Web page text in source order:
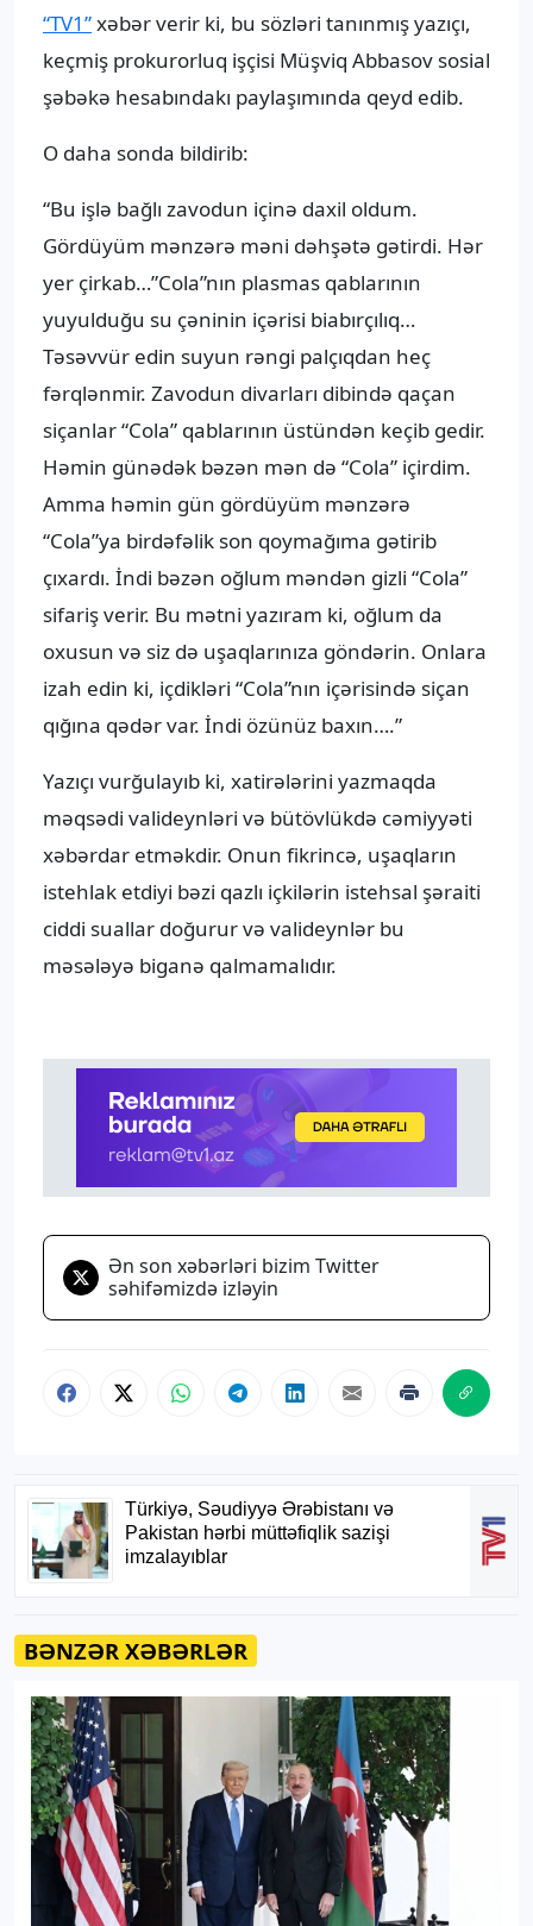
“TV1”xəbər verir ki, bu sözləri tanınmış yazıçı,
keçmiş prokurorluq işçisi Müşviq Abbasov sosial
şəbəkə hesabındakı paylaşımında qeyd edib.
O daha sonda bildirib:
“Bu işlə bağlı zavodun içinə daxil oldum.
Gördüyüm mənzərə məni dəhşətə gətirdi. Hər
yer çirkab…”Cola”nın plasmas qablarının
yuyulduğu su çəninin içərisi biabırçılıq…
Təsəvvür edin suyun rəngi palçıqdan heç
fərqlənmir. Zavodun divarları dibində qaçan
siçanlar “Cola” qablarının üstündən keçib gedir.
Həmin günədək bəzən mən də “Cola” içirdim.
Amma həmin gün gördüyüm mənzərə
“Cola”ya birdəfəlik son qoymağıma gətirib
çıxardı. İndi bəzən oğlum məndən gizli “Cola”
sifariş verir. Bu mətni yazıram ki, oğlum da
oxusun və siz də uşaqlarınıza göndərin. Onlara
izah edin ki, içdikləri “Cola”nın içərisində siçan
qığına qədər var. İndi özünüz baxın….”
Yazıçı vurğulayıb ki, xatirələrini yazmaqda
məqsədi valideynləri və bütövlükdə cəmiyyəti
xəbərdar etməkdir. Onun fikrincə, uşaqların
istehlak etdiyi bəzi qazlı içkilərin istehsal şəraiti
ciddi suallar doğurur və valideynlər bu
məsələyə biganə qalmamalıdır.
Ən son xəbərləri bizim Twitter
səhifəmizdə izləyin
BƏNZƏR XƏBƏRLƏR